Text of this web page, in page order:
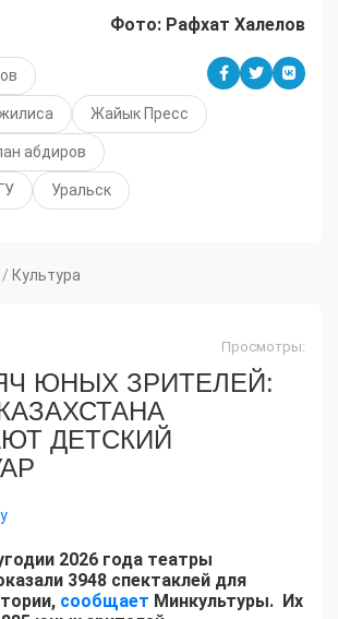
Фото: Рафхат Халелов
Жайык Пресс
абдиров
Уральск
/ Культура
Просмотры:
ЮНЫХ ЗРИТЕЛЕЙ:
ДЕТСКИЙ
2026 года театры
3948 спектаклей для
сообщает Минкультуры. Их